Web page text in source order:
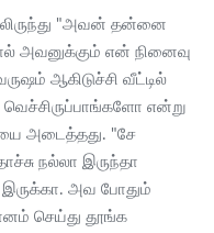
"அவன் தன்னை
அவனுக்கும் என் நினைவு
ஆகிடுச்சி வீட்டில்
என்று
அடைத்தது. "சே
நல்லா இருந்தா
அவ போதும்
செய்து தூங்க